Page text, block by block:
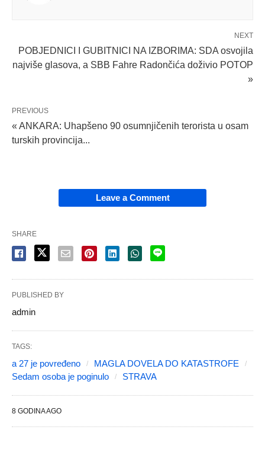
NEXT
POBJEDNICI I GUBITNICI NA IZBORIMA: SDA osvojila
najviše glasova, a SBB Fahre Radončića doživio POTOP
»
PREVIOUS
« ANKARA: Uhapšeno 90 osumnjičenih terorista u osam
turskih provincija...
Leave a Comment
SHARE
PUBLISHED BY
admin
TAGS:
a 27 je povređeno
MAGLA DOVELA DO KATASTROFE
Sedam osoba je poginulo
STRAVA
8 GODINA AGO